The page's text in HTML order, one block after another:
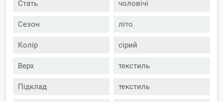
Стать чоловічі
Сезон літо
Колір сірий
Верх текстиль
Підклад текстиль